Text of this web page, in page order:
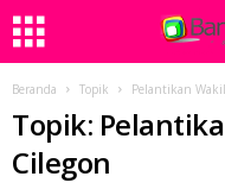
Beranda Topik Pelantikan
Topik:
Cilegon